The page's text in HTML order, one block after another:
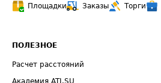
Площадки
Заказы Торги
ПОЛЕЗНОЕ
Расчет расстояний
Академия ATI.SU